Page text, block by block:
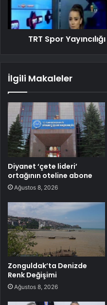
TRT Spor
İlgili Makaleler
Diyanet ‘çete lideri’
ortağının oteline abone
Ağustos 8, 2026
Zonguldak’ta Denizde
Renk Değişimi
Ağustos 8, 2026